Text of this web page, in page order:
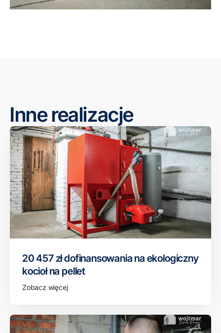
Inne realizacje
20 457 zł dofinansowania na ekologiczny
kocioł na pellet
Zobacz więcej